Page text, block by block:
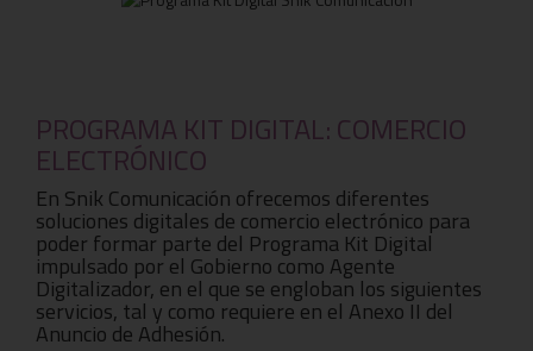
PROGRAMA KIT DIGITAL: COMERCIO
ELECTRÓNICO
En Snik Comunicación ofrecemos diferentes
soluciones digitales de comercio electrónico para
poder formar parte del Programa Kit Digital
impulsado por el Gobierno como Agente
Digitalizador, en el que se engloban los siguientes
servicios, tal y como requiere en el Anexo II del
Anuncio de Adhesión.